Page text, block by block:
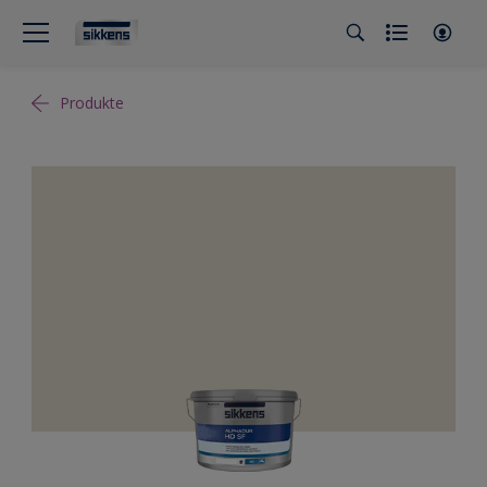
Produkte